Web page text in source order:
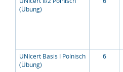
(Übung)
UNIcert Basis I Polnisch
(Übung)
6